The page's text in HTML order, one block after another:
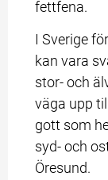
fettfena.
I Sverige
kan vara
stor- och
väga upp
gott som
syd- och
Öresund.